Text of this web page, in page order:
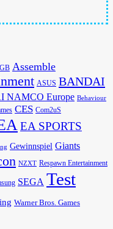
Assemble
ASUS BANDAI
NAMCO Europe Behaviour
CES Com2uS
EA SPORTS
Gewinnspiel Giants
NZXT Respawn Entertainment
SEGA Test
Warner Bros. Games